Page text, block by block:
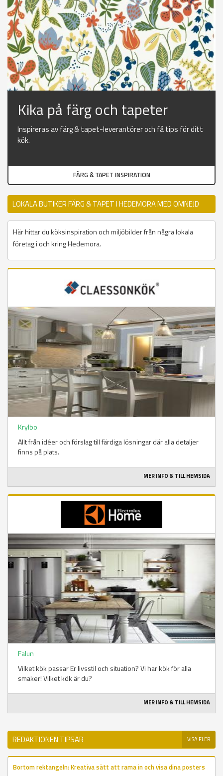
Kika på färg och tapeter
Inspireras av färg & tapet-leverantörer och få tips för ditt
kök.
FÄRG & TAPET INSPIRATION
LOKALA BUTIKER FÄRG & TAPET I HEDEMORA MED OMNEJD
Här hittar du köksinspiration och miljöbilder från några lokala
företag i och kring Hedemora.
Krylbo
Allt från idéer och förslag till färdiga lösningar där alla detaljer
finns på plats.
MER INFO & TILL HEMSIDA
Falun
Vilket kök passar Er livsstil och situation? Vi har kök för alla
smaker! Vilket kök är du?
MER INFO & TILL HEMSIDA
REDAKTIONEN TIPSAR VISA FLER
Bortom rektangeln: Kreativa sätt att rama in och visa dina posters